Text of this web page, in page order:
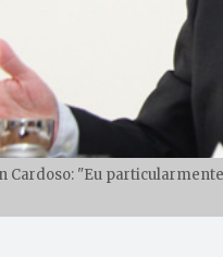
Cardoso: "Eu